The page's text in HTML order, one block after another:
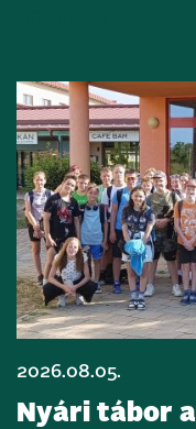
2026.08.05.
Nyári tábor